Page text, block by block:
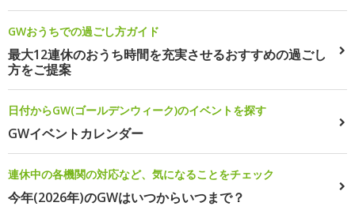
GWおうちでの過ごし方ガイド
最大12連休のおうち時間を充実させるおすすめの過ごし
方をご提案
日付からGW(ゴールデンウィーク)のイベントを探す
GWイベントカレンダー
連休中の各機関の対応など、気になることをチェック
今年(2026年)のGWはいつからいつまで？